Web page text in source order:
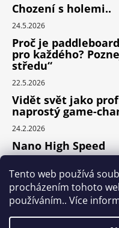
Tento web používá
procházením tohoto
používáním.. Více
Chození s holemi..
24.5.2026
Proč je
pro každého?
středu“
22.5.2026
Vidět svět jako
naprostý game-
24.2.2026
Nano High Speed
Nejlepší
výkon